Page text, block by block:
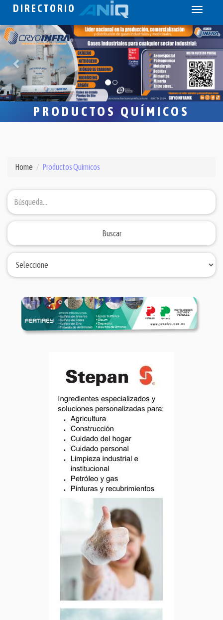
DIRECTORIO
Toggle
PRODUCTOS QUÍMICOS
Home Productos Químicos